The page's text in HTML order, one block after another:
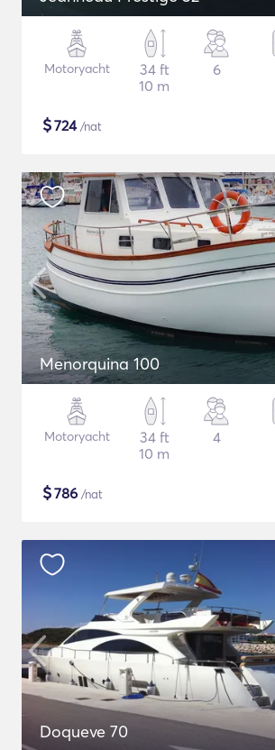
Motoryacht
34 ft
10 m
6
$724/nat
Menorquina 100
Motoryacht
34 ft
10 m
4
$786 /nat
Doqueve 70